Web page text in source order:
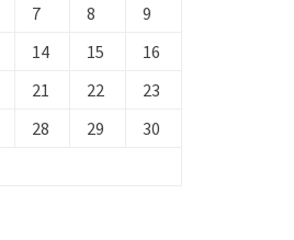
7 8
9
14 15
16
21 22
23
28 29
30